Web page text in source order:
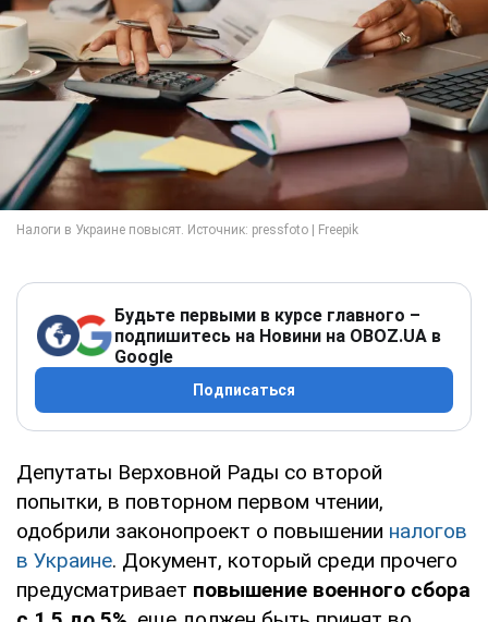
Будьте первыми в курсе главного –
подпишитесь на Новини на OBOZ.UA в
Google
Подписаться
Депутаты Верховной Рады со второй
попытки, в повторном первом чтении,
одобрили законопроект о повышении налогов
в Украине. Документ, который среди прочего
предусматривает повышение военного сбора